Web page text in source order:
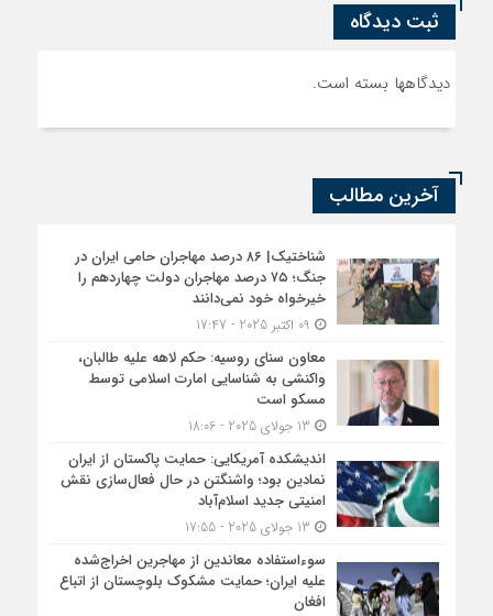
ثبت دیدگاه
دیدگاهها بسته است.
آخرین مطالب
شناختیک| ۸۶ درصد مهاجران حامی ایران در
جنگ؛ ۷۵ درصد مهاجران دولت چهاردهم را
خیرخواه خود نمی‌دانند
معاون سنای روسیه: حکم لاهه علیه طالبان،
واکنشی به شناسایی امارت اسلامی توسط
مسکو است
اندیشکده آمریکایی: حمایت پاکستان از ایران
نمادین بود؛ واشنگتن در حال فعال‌سازی نقش
امنیتی جدید اسلام‌آباد
سوءاستفاده معاندین از مهاجرین اخراج‌شده
علیه ایران؛ حمایت مشکوک بلوچستان از اتباع
افغان